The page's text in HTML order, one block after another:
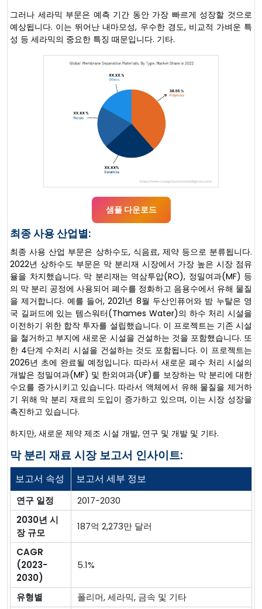
그러나 세라믹 부문은 예측 기간 동안 가장 빠르게 성장할 것으로
예상됩니다. 이는 뛰어난 내마모성, 우수한 경도, 비교적 가벼운 특
성 등 세라믹의 중요한 특징 때문입니다. 기타.
샘플 다운로드
최종 사용 산업별:
최종 사용 산업 부문은 상하수도, 식음료, 제약 등으로 분류됩니다.
2022년 상하수도 부문은 막 분리재 시장에서 가장 높은 시장 점유
율을 차지했습니다. 막 분리재는 역삼투압(RO), 정밀여과(MF) 등
의 막 분리 공정에 사용되어 폐수를 정화하고 음용수에서 유해 물질
을 제거합니다. 예를 들어, 2021년 8월 두산인퓨어와 밤 누탈은 영
국 길퍼드에 있는 템스워터(Thames Water)의 하수 처리 시설을
이전하기 위한 합작 투자를 설립했습니다. 이 프로젝트는 기존 시설
을 철거하고 부지에 새로운 시설을 건설하는 것을 포함했습니다. 또
한 4단계 수처리 시설을 건설하는 것도 포함됩니다. 이 프로젝트는
2026년 초에 완료될 예정입니다. 따라서 새로운 폐수 처리 시설의
개발은 정밀여과(MF) 및 한외여과(UF)를 보장하는 막 분리에 대한
수요를 증가시키고 있습니다. 따라서 액체에서 유해 물질을 제거하
기 위해 막 분리 재료의 도입이 증가하고 있으며, 이는 시장 성장을
촉진하고 있습니다.
하지만, 새로운 제약 제조 시설 개발, 연구 및 개발 및 기타.
막 분리 재료 시장 보고서 인사이트:
보고서 속성 보고서 세부 정보
연구 일정
2017-2030
2030년 시
장 규모
187억 2,273만 달러
CAGR
(2023-
2030)
5.1%
유형별
폴리머, 세라믹, 금속 및 기타